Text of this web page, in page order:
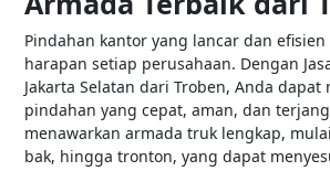
Pindahan kantor yang lancar dan
harapan setiap perusahaan. Dengan
Jakarta Selatan dari Troben, Anda
pindahan yang cepat, aman, dan
menawarkan armada truk lengkap,
bak, hingga tronton, yang dapat